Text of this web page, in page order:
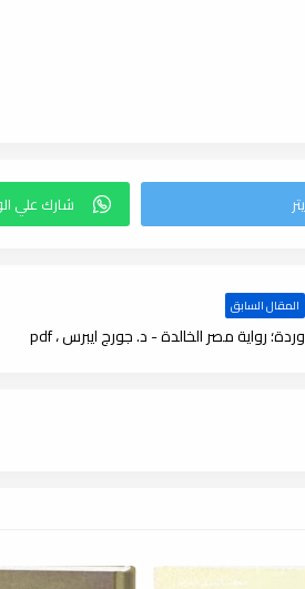
المقال السابق
وردة؛ رواية مصر الخالدة - د. جورج ايبرس ، pdf